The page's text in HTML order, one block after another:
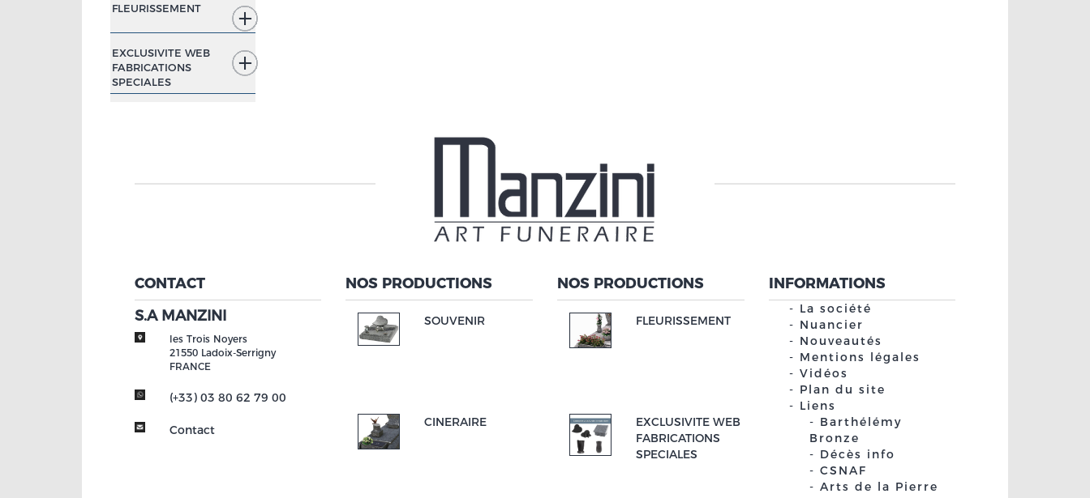
FLEURISSEMENT
EXCLUSIVITE WEB
FABRICATIONS
SPECIALES
CONTACT
S.A MANZINI
les Trois Noyers
21550 Ladoix-Serrigny
FRANCE
(+33) 03 80 62 79 00
Contact
NOS PRODUCTIONS
SOUVENIR
CINERAIRE
NOS PRODUCTIONS
FLEURISSEMENT
EXCLUSIVITE WEB
FABRICATIONS
SPECIALES
INFORMATIONS
La société
Nuancier
Nouveautés
Mentions légales
Vidéos
Plan du site
Liens
Barthélémy
Bronze
Décès info
CSNAF
Arts de la Pierre